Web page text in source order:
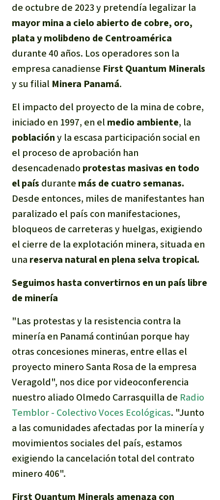
de octubre de 2023 y pretendía legalizar la
mayor mina a cielo abierto de cobre, oro,
plata y molibdeno de Centroamérica
durante 40 años. Los operadores son la
empresa canadiense First Quantum Minerals
y su filial Minera Panamá.
El impacto del proyecto de la mina de cobre,
iniciado en 1997, en el medio ambiente, la
poblacióny la escasa participación social en
el proceso de aprobación han
desencadenado protestas masivas en todo
el país durante más de cuatro semanas.
Desde entonces, miles de manifestantes han
paralizado el país con manifestaciones,
bloqueos de carreteras y huelgas, exigiendo
el cierre de la explotación minera, situada en
una reserva natural en plena selva tropical.
Seguimos hasta convertirnos en un país libre
de minería
"Las protestas y la resistencia contra la
minería en Panamá continúan porque hay
otras concesiones mineras, entre ellas el
proyecto minero Santa Rosa de la empresa
Veragold", nos dice por videoconferencia
nuestro aliado Olmedo Carrasquilla de Radio
Temblor - Colectivo Voces Ecológicas. "Junto
a las comunidades afectadas por la minería y
movimientos sociales del país, estamos
exigiendo la cancelación total del contrato
minero 406".
First Quantum Minerals amenaza con